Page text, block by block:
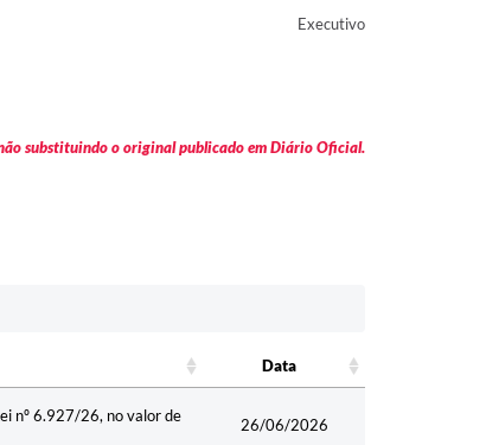
Executivo
substituindo o original publicado em Diário Oficial.
Data
nº 6.927/26, no valor de
26/06/2026